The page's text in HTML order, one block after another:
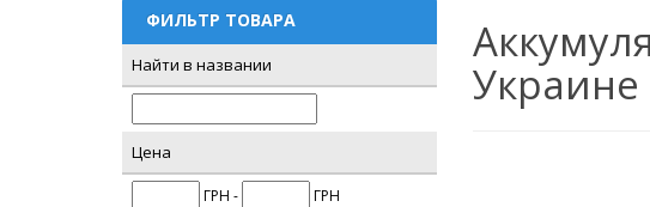
ФИЛЬТР ТОВАРА
Найти в названии
Цена
ГРН - ГРН
Украине